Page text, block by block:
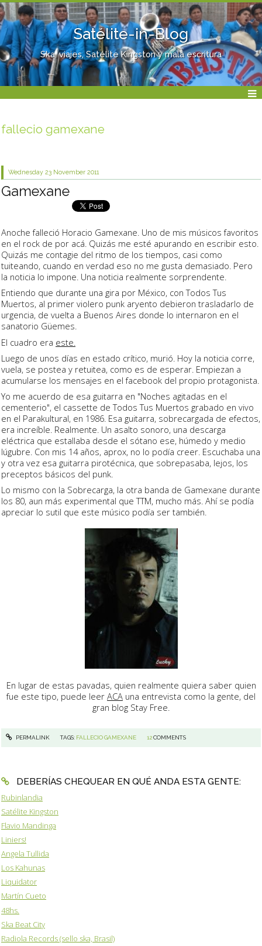
Satélite-in-Blog
Ska, viajes, Satélite Kingston y mala escritura
fallecio gamexane
Wednesday 23 November 2011
Gamexane
Anoche falleció Horacio Gamexane. Uno de mis músicos favoritos
en el rock de por acá. Quizás me esté apurando en escribir esto.
Quizás me contagie del ritmo de los tiempos, casi como
tuiteando, cuando en verdad eso no me gusta demasiado. Pero
la noticia lo impone. Una noticia realmente sorprendente.
Entiendo que durante una gira por México, con Todos Tus
Muertos, al primer violero punk aryento debieron trasladarlo de
urgencia, de vuelta a Buenos Aires donde lo internaron en el
sanatorio Güemes.
El cuadro era este.
Luego de unos días en estado crítico, murió. Hoy la noticia corre,
vuela, se postea y retuitea, como es de esperar. Empiezan a
acumularse los mensajes en el facebook del propio protagonista.
Yo me acuerdo de esa guitarra en "Noches agitadas en el
cementerio", el cassette de Todos Tus Muertos grabado en vivo
en el Parakultural, en 1986. Esa guitarra, sobrecargada de efectos,
era increíble. Realmente. Un asalto sonoro, una descarga
eléctrica que estallaba desde el sótano ese, húmedo y medio
lúgubre. Con mis 14 años, aprox, no lo podía creer. Escuchaba una
y otra vez esa guitarra pirotécnica, que sobrepasaba, lejos, los
preceptos básicos del punk.
Lo mismo con la Sobrecarga, la otra banda de Gamexane durante
los 80, aun más experimental que TTM, mucho más. Ahí se podía
apreciar lo sutil que este músico podía ser también.
En lugar de estas pavadas, quien realmente quiera saber quien
fue este tipo, puede leer ACA una entrevista como la gente, del
gran blog Stay Free.
PERMALINK TAGS: FALLECIO GAMEXANE 12COMMENTS
DEBERÍAS CHEQUEAR EN QUÉ ANDA ESTA GENTE:
Rubinlandia
Satélite Kingston
Flavio Mandinga
Liniers!
Angela Tullida
Los Kahunas
Liquidator
Martín Cueto
48hs.
Ska Beat City
Radiola Records (sello ska, Brasil)